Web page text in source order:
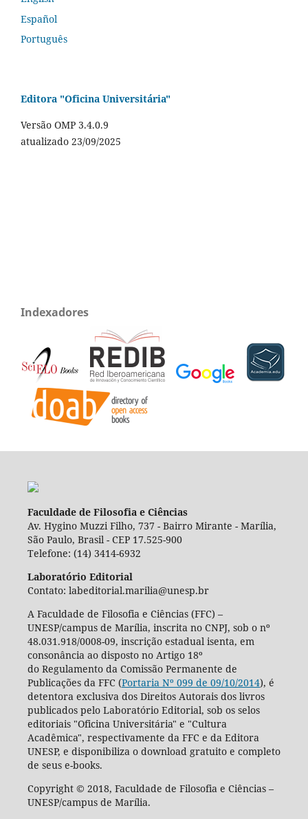
Español
Português
Editora "Oficina Universitária"
Versão OMP 3.4.0.9
atualizado 23/09/2025
Indexadores
Faculdade de Filosofia e Ciências
Av. Hygino Muzzi Filho, 737 - Bairro Mirante - Marília,
São Paulo, Brasil - CEP 17.525-900
Telefone: (14) 3414-6932
Laboratório Editorial
Contato: labeditorial.marilia@unesp.br
A Faculdade de Filosofia e Ciências (FFC) –
UNESP/campus de Marília, inscrita no CNPJ, sob o nº
48.031.918/0008-09, inscrição estadual isenta, em
consonância ao disposto no Artigo 18º
do Regulamento da Comissão Permanente de
Publicações da FFC (Portaria Nº 099 de 09/10/2014), é
detentora exclusiva dos Direitos Autorais dos livros
publicados pelo Laboratório Editorial, sob os selos
editoriais "Oficina Universitária" e "Cultura
Acadêmica", respectivamente da FFC e da Editora
UNESP, e disponibiliza o download gratuito e completo
de seus e-books.
Copyright © 2018, Faculdade de Filosofia e Ciências –
UNESP/campus de Marília.